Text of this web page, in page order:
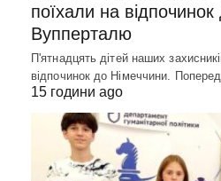
поїхали на відпочинок
Вупперталю
П'ятнадцять дітей наших
відпочинок до Німеччини.
15 години ago